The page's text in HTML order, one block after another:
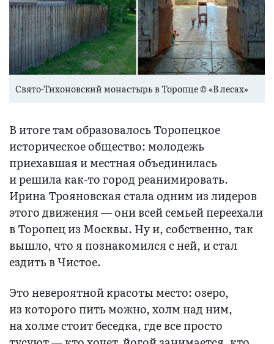
Свято-Тихоновский монастырь в Торопце © «В лесах»
В итоге там образовалось Торопецкое
историческое общество: молодежь
приехавшая и местная объединилась
и решила как-то город реанимировать.
Ирина Трояновская стала одним из лидеров
этого движения — они всей семьей переехали
в Торопец из Москвы. Ну и, собственно, так
вышло, что я познакомился с ней, и стал
ездить в Чистое.
Это невероятной красоты место: озеро,
из которого пить можно, холм над ним,
на холме стоит беседка, где все просто